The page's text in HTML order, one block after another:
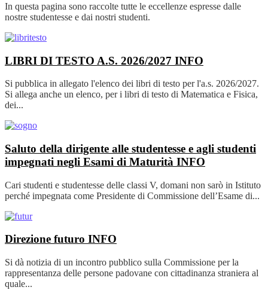
In questa pagina sono raccolte tutte le eccellenze espresse dalle
nostre studentesse e dai nostri studenti.
LIBRI DI TESTO A.S. 2026/2027 INFO
Si pubblica in allegato l'elenco dei libri di testo per l'a.s. 2026/2027.
Si allega anche un elenco, per i libri di testo di Matematica e Fisica,
dei...
Saluto della dirigente alle studentesse e agli studenti
impegnati negli Esami di Maturità INFO
Cari studenti e studentesse delle classi V, domani non sarò in Istituto
perché impegnata come Presidente di Commissione dell’Esame di...
Direzione futuro INFO
Si dà notizia di un incontro pubblico sulla Commissione per la
rappresentanza delle persone padovane con cittadinanza straniera al
quale...